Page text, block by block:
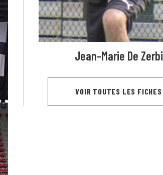
Jean-Marie De Zerbi
VOIR TOUTES LES FICHES